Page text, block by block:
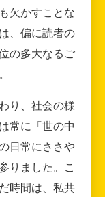
欠かすことな
、偏に読者の
の多大なるご
り、社会の様
常に「世の中
日常にささや
りました。こ
時間は、私共